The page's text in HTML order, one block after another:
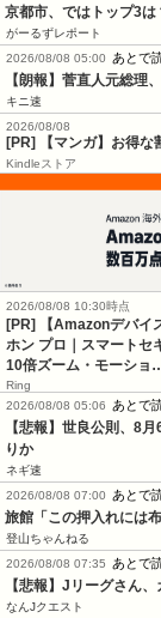
京都市、ではトップ3は
がーるずレポート
2026/08/08 05:00
あとで
【朗報】菅直人元総理
キニ速
2026/08/08
[PR] 【マンガ】お得な
Kindleストア
2026/08/08 10:30時点
[PR] 【Amazonデバイ
ホン プロ｜スマートセ
10倍ズーム・モーショ
Ring
2026/08/08 05:06
あとで
【悲報】世良公則、8
りか
ネギ速
2026/08/08 07:00
あとで
旅館「この押入れには
登山ちゃんねる
2026/08/08 07:35
あとで
【悲報】Jリーグさん
なんJクエスト